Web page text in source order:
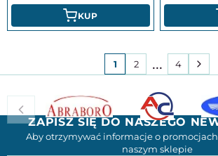
KUP
1 2 4
ZAPISZ SIĘ DO NASZEGO
Aby otrzymywać informacje o
naszym sklepie